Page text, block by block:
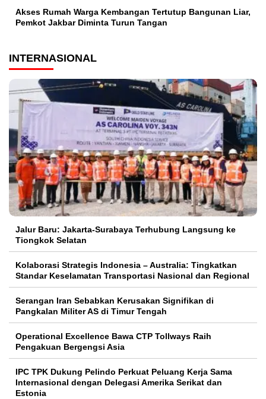
Akses Rumah Warga Kembangan Tertutup Bangunan Liar,
Pemkot Jakbar Diminta Turun Tangan
INTERNASIONAL
Jalur Baru: Jakarta-Surabaya Terhubung Langsung ke
Tiongkok Selatan
Kolaborasi Strategis Indonesia – Australia: Tingkatkan
Standar Keselamatan Transportasi Nasional dan Regional
Serangan Iran Sebabkan Kerusakan Signifikan di
Pangkalan Militer AS di Timur Tengah
Operational Excellence Bawa CTP Tollways Raih
Pengakuan Bergengsi Asia
IPC TPK Dukung Pelindo Perkuat Peluang Kerja Sama
Internasional dengan Delegasi Amerika Serikat dan
Estonia